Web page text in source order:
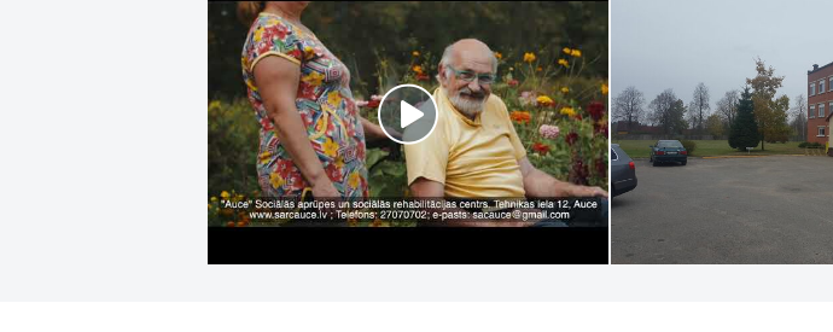
Mūsu misija ir nodrošināt kvalitatīvu
Neatliekamā medicīniskā palīdzība
festivāli.
Pasākuma laikā nodrošināsim
atbilstoši katra pasākuma specifikai.
Pie mums strādā labākie speciālisti
Veicam express Covid-19 testēšanu.
Ārstniecības iestādes kods